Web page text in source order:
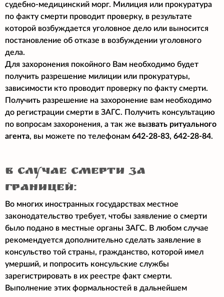
судебно-медицинский морг. Милиция или прокуратура
по факту смерти проводит проверку, в результате
которой возбуждается уголовное дело или выносится
постановление об отказе в возбуждении уголовного
дела.
Для захоронения покойного Вам необходимо будет
получить разрешение милиции или прокуратуры,
зависимости кто проводит проверку по факту смерти.
Получить разрешение на захоронение вам необходимо
до регистрации смерти в ЗАГС. Получить консультацию
по вопросам захоронения, а так же вызвать ритуального
агента, вы можете по телефонам 642-28-83, 642-28-84.
в случае смерти за
границей:
Во многих иностранных государствах местное
законодательство требует, чтобы заявление о смерти
было подано в местные органы ЗАГС. В любом случае
рекомендуется дополнительно сделать заявление в
консульство той страны, гражданство, которой имел
умерший, и попросить консульские службы
зарегистрировать в их реестре факт смерти.
Выполнение этих формальностей в дальнейшем